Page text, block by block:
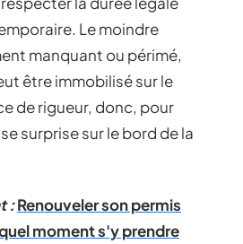
Le moindre
manquant ou périmé,
être immobilisé sur le
de rigueur, donc, pour
surprise sur le bord de la
:Renouveler son permis
moment s'y prendre